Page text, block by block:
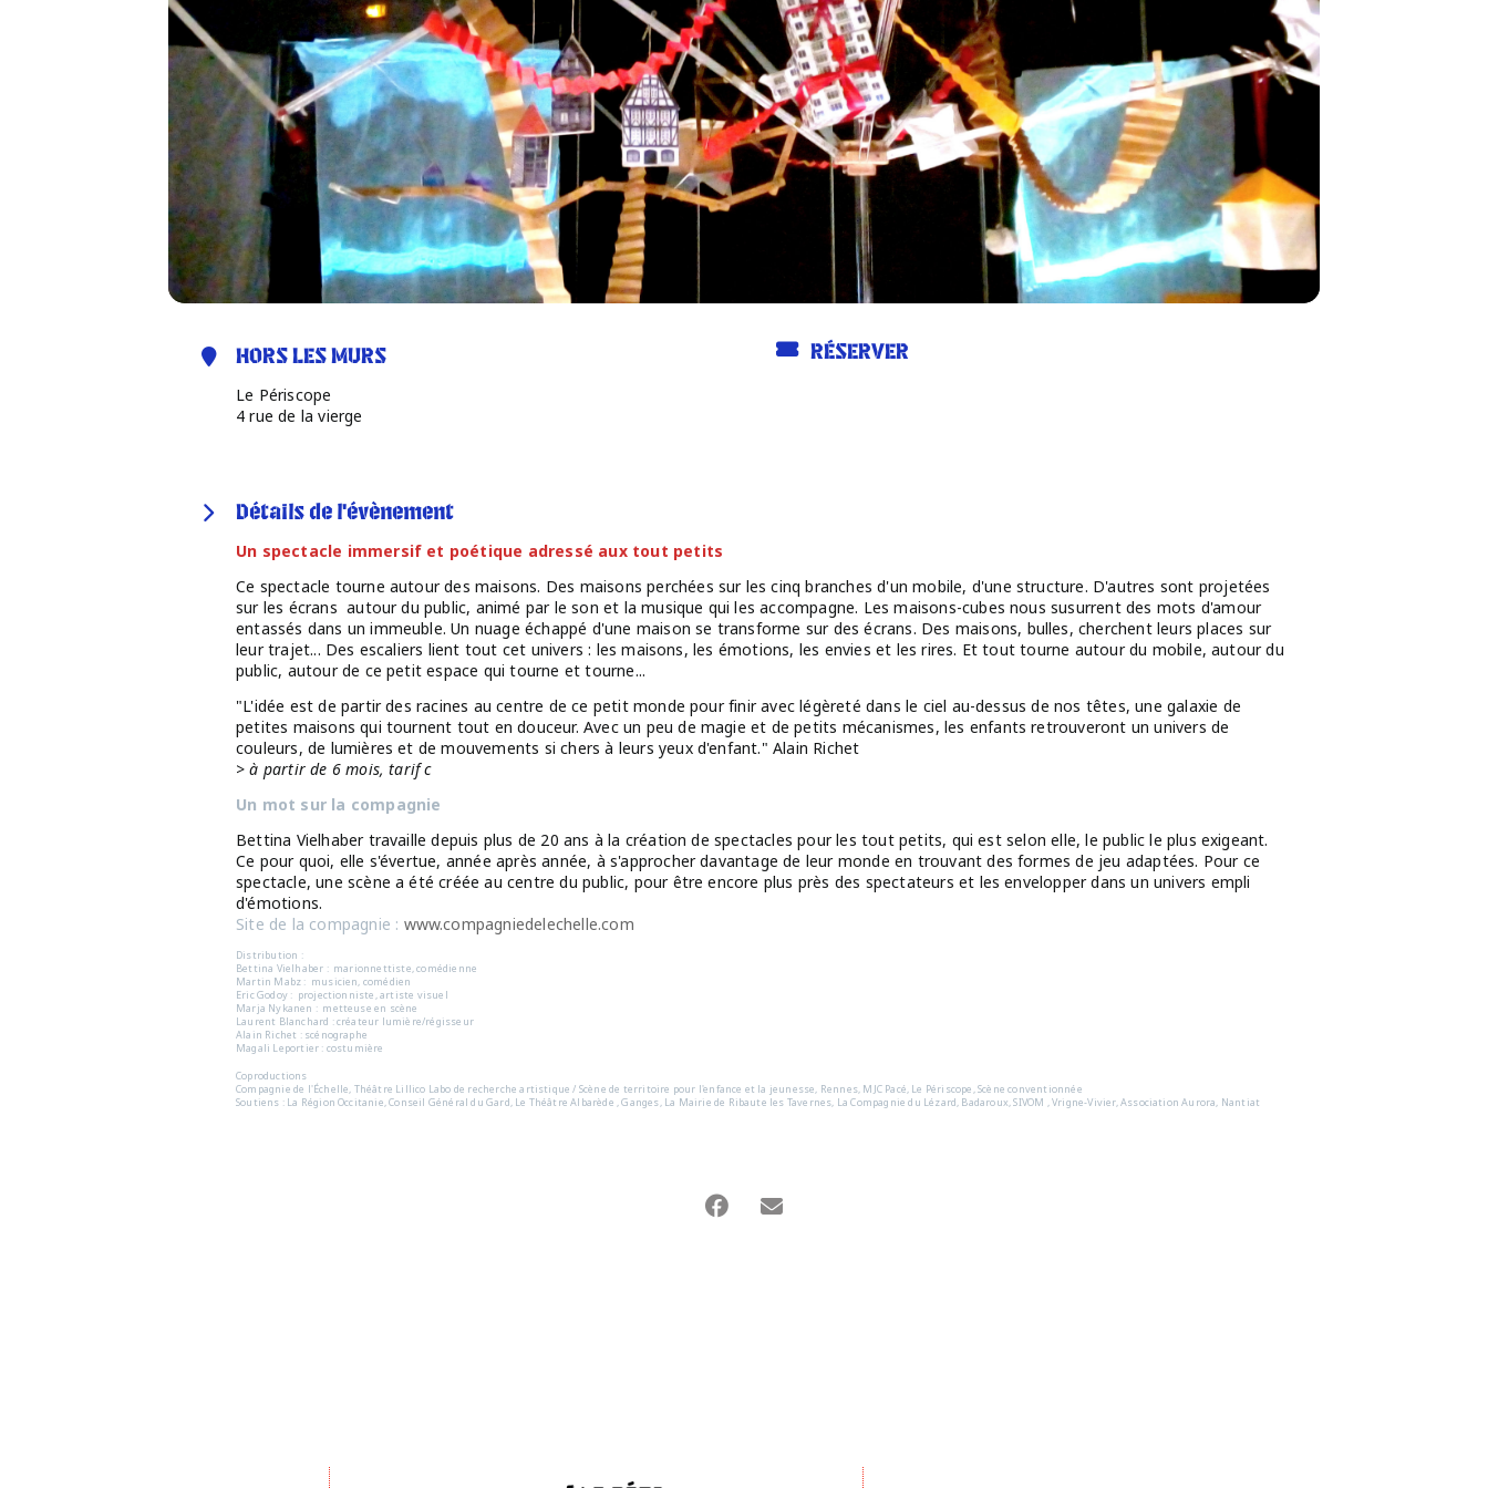
HORS LES MURS
Le Périscope
4 rue de la vierge
RÉSERVER
Détails de l'évènement
Un spectacle immersif et poétique adressé aux tout petits
Ce spectacle tourne autour des maisons. Des maisons perchées sur les cinq branches d'un mobile, d'une structure. D'autres sont projetées
sur les écrans autour du public, animé par le son et la musique qui les accompagne. Les maisons-cubes nous susurrent des mots d'amour
entassés dans un immeuble. Un nuage échappé d'une maison se transforme sur des écrans. Des maisons, bulles, cherchent leurs places sur
leur trajet... Des escaliers lient tout cet univers : les maisons, les émotions, les envies et les rires. Et tout tourne autour du mobile, autour du
public, autour de ce petit espace qui tourne et tourne...
"L'idée est de partir des racines au centre de ce petit monde pour finir avec légèreté dans le ciel au-dessus de nos têtes, une galaxie de
petites maisons qui tournent tout en douceur. Avec un peu de magie et de petits mécanismes, les enfants retrouveront un univers de
couleurs, de lumières et de mouvements si chers à leurs yeux d'enfant." Alain Richet
> à partir de 6 mois, tarif c
Un mot sur la compagnie
Bettina Vielhaber travaille depuis plus de 20 ans à la création de spectacles pour les tout petits, qui est selon elle, le public le plus exigeant.
Ce pour quoi, elle s'évertue, année après année, à s'approcher davantage de leur monde en trouvant des formes de jeu adaptées. Pour ce
spectacle, une scène a été créée au centre du public, pour être encore plus près des spectateurs et les envelopper dans un univers empli
d'émotions.
Site de la compagnie : www.compagniedelechelle.com
Distribution :
Bettina Vielhaber : marionnettiste, comédienne
Martin Mabz : musicien, comédien
Eric Godoy : projectionniste, artiste visuel
Marja Nykanen : metteuse en scène
Laurent Blanchard : créateur lumière/régisseur
Alain Richet : scénographe
Magali Leportier : costumière
Coproductions
Compagnie de l'Échelle, Théâtre Lillico Labo de recherche artistique / Scène de territoire pour l'enfance et la jeunesse, Rennes, MJC Pacé, Le Périscope, Scène conventionnée
Soutiens : La Région Occitanie, Conseil Général du Gard, Le Théâtre Albarède , Ganges, La Mairie de Ribaute les Tavernes, La Compagnie du Lézard, Badaroux, SIVOM , Vrigne-Vivier, Association Aurora, Nantiat